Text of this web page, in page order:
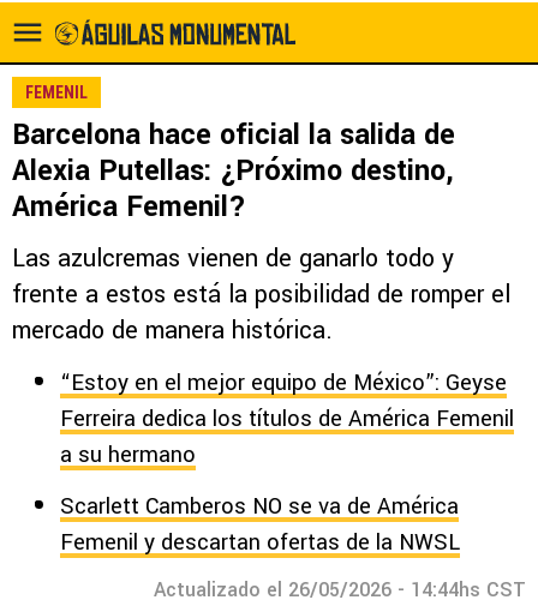
FEMENIL
Barcelona hace oficial la salida de
Alexia Putellas: ¿Próximo destino,
América Femenil?
Las azulcremas vienen de ganarlo todo y
frente a estos está la posibilidad de romper el
mercado de manera histórica.
“Estoy en el mejor equipo de México”: Geyse
Ferreira dedica los títulos de América Femenil
a su hermano
Scarlett Camberos NO se va de América
Femenil y descartan ofertas de la NWSL
Actualizado el 26/05/2026 - 14:44hs CST